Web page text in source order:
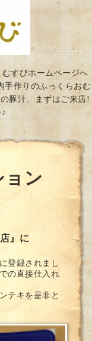
すびホームページへ
手作りのふっくらおむ
豚汁、まずはご来店!
ョン
』に
登録されまし
の直接仕入れ
テキを是非と